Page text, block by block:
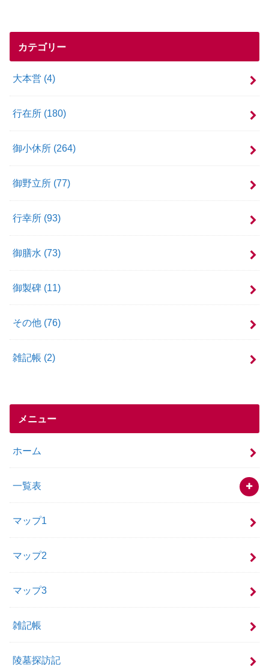
カテゴリー
大本営 (4)
行在所 (180)
御小休所 (264)
御野立所 (77)
行幸所 (93)
御膳水 (73)
御製碑 (11)
その他 (76)
雑記帳 (2)
メニュー
ホーム
一覧表
マップ1
マップ2
マップ3
雑記帳
陵墓探訪記